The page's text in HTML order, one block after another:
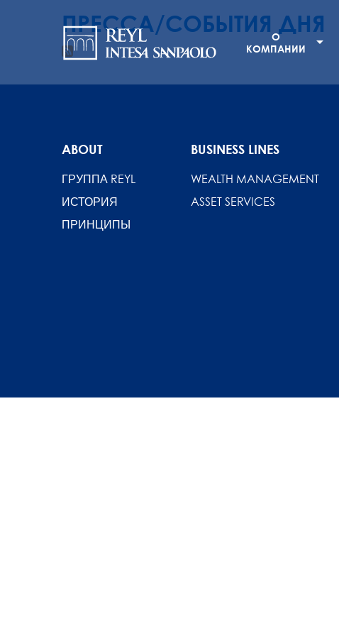
Navigation
principale
О
КОМПАНИИ
ПРЕССА/СОБЫТИЯ ДНЯ
ABOUT
ГРУППА REYL
ИСТОРИЯ
ПРИНЦИПЫ
BUSINESS LINES
WEALTH MANAGEMENT
ASSET SERVICES